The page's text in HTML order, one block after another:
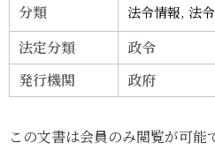
分類 法令情報,法
法定分類
政令
発行機関
政府
この文書は会員のみ閲覧が可能